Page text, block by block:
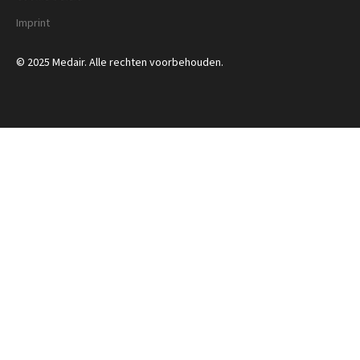
© 2025 Medair. Alle rechten voorbehouden.
Imprint